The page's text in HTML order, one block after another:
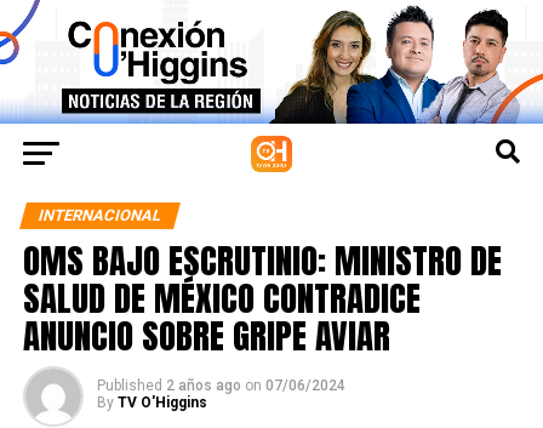
INTERNACIONAL
OMS BAJO ESCRUTINIO: MINISTRO DE
SALUD DE MÉXICO CONTRADICE
ANUNCIO SOBRE GRIPE AVIAR
Published 2 años ago on 07/06/2024
By TV O'Higgins